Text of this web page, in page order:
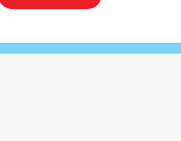
запутанные поделки
коды 3 комикса